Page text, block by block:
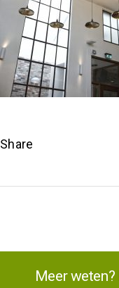
Share
Meer